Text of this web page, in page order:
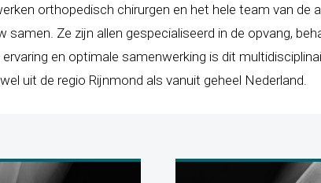
orthopedisch chirurgen en het hele team van
samen. Ze zijn allen gespecialiseerd in de opvang,
ervaring en optimale samenwerking is dit
uit de regio Rijnmond als vanuit geheel Nederland.